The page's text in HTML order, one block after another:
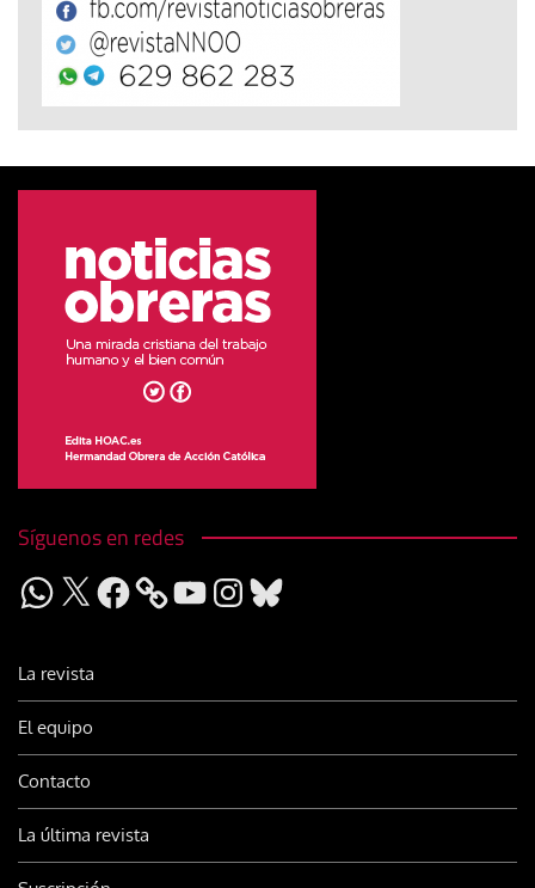
Síguenos en redes
WhatsApp
X Facebook YouTubeInstagram
Bluesky
La revista
El equipo
Contacto
La última revista